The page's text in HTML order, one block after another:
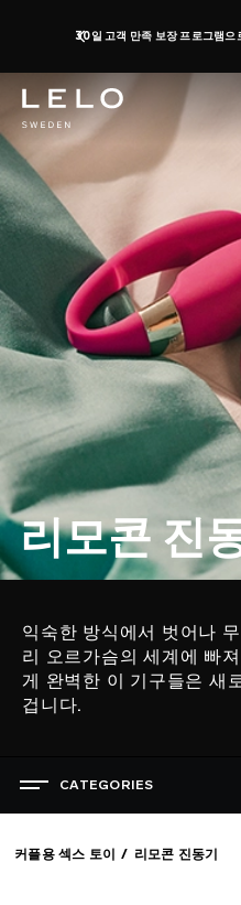
콘
로
건
너
뛰
30일 고객 만족 보장 프로그램
리모콘 진
설
명
익숙한 방식에서 벗어나
리 오르가슴의 세계에 빠
게 완벽한 이 기구들은 새
겁니다.
CATEGORIES
베스트셀러 섹스 토이
커플용 섹스 토이 리모콘 진동기